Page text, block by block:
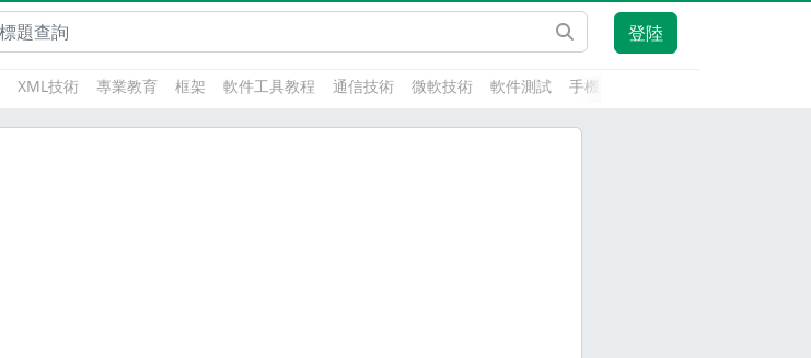
登陸
XML技術 專業教育 框架 軟件工具教程 通信技術 微軟技術 軟件測試 手機開發